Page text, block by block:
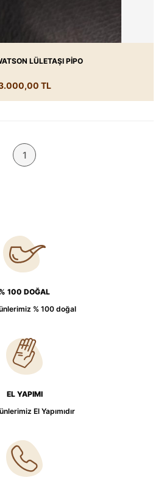
LÜLETAŞI PİPO
TL
1
% 100 DOĞAL
% 100 doğal
EL YAPIMI
El Yapımıdır